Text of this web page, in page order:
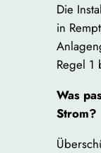
Die
in
Regel 1
Was
Strom?